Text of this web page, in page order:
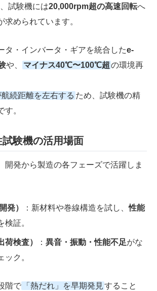
試験機には20,000rpm超の高速回転へ
求められています。
タ・インバータ・ギアを統合したe-
や、 マイナス40℃〜100℃超の環境再
航続距離を左右する ため、試験機の精
す。
試験機の活用場面
開発から製造の各フェーズで活躍しま
発） ：新材料や巻線構造を試し、性能
検証。
荷検査） ： 異音・振動・性能不足がな
ック。
階で 「熱だれ」を早期発見すること